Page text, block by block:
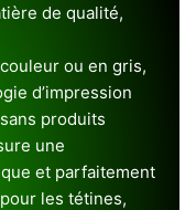
de qualité,
ou en gris,
d’impression
produits
une
et parfaitement
les tétines,